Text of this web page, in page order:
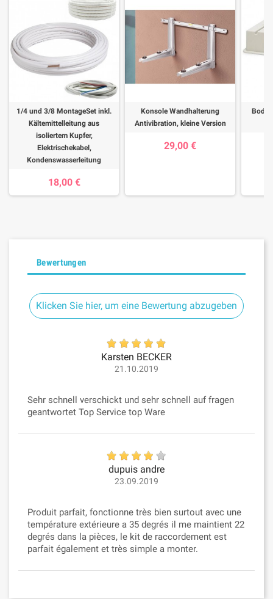
1/4 und 3/8 MontageSet inkl.
Kältemittelleitung aus
isoliertem Kupfer,
Elektrischekabel,
Kondenswasserleitung
18,00 €
Konsole Wandhalterung
Antivibration, kleine Version
29,00 €
Bewertungen
Klicken Sie hier, um eine Bewertung abzugeben
Karsten BECKER
21.10.2019
Sehr schnell verschickt und sehr schnell auf fragen
geantwortet Top Service top Ware
dupuis andre
23.09.2019
Produit parfait, fonctionne très bien surtout avec une
température extérieure a 35 degrés il me maintient 22
degrés dans la pièces, le kit de raccordement est
parfait également et très simple a monter.